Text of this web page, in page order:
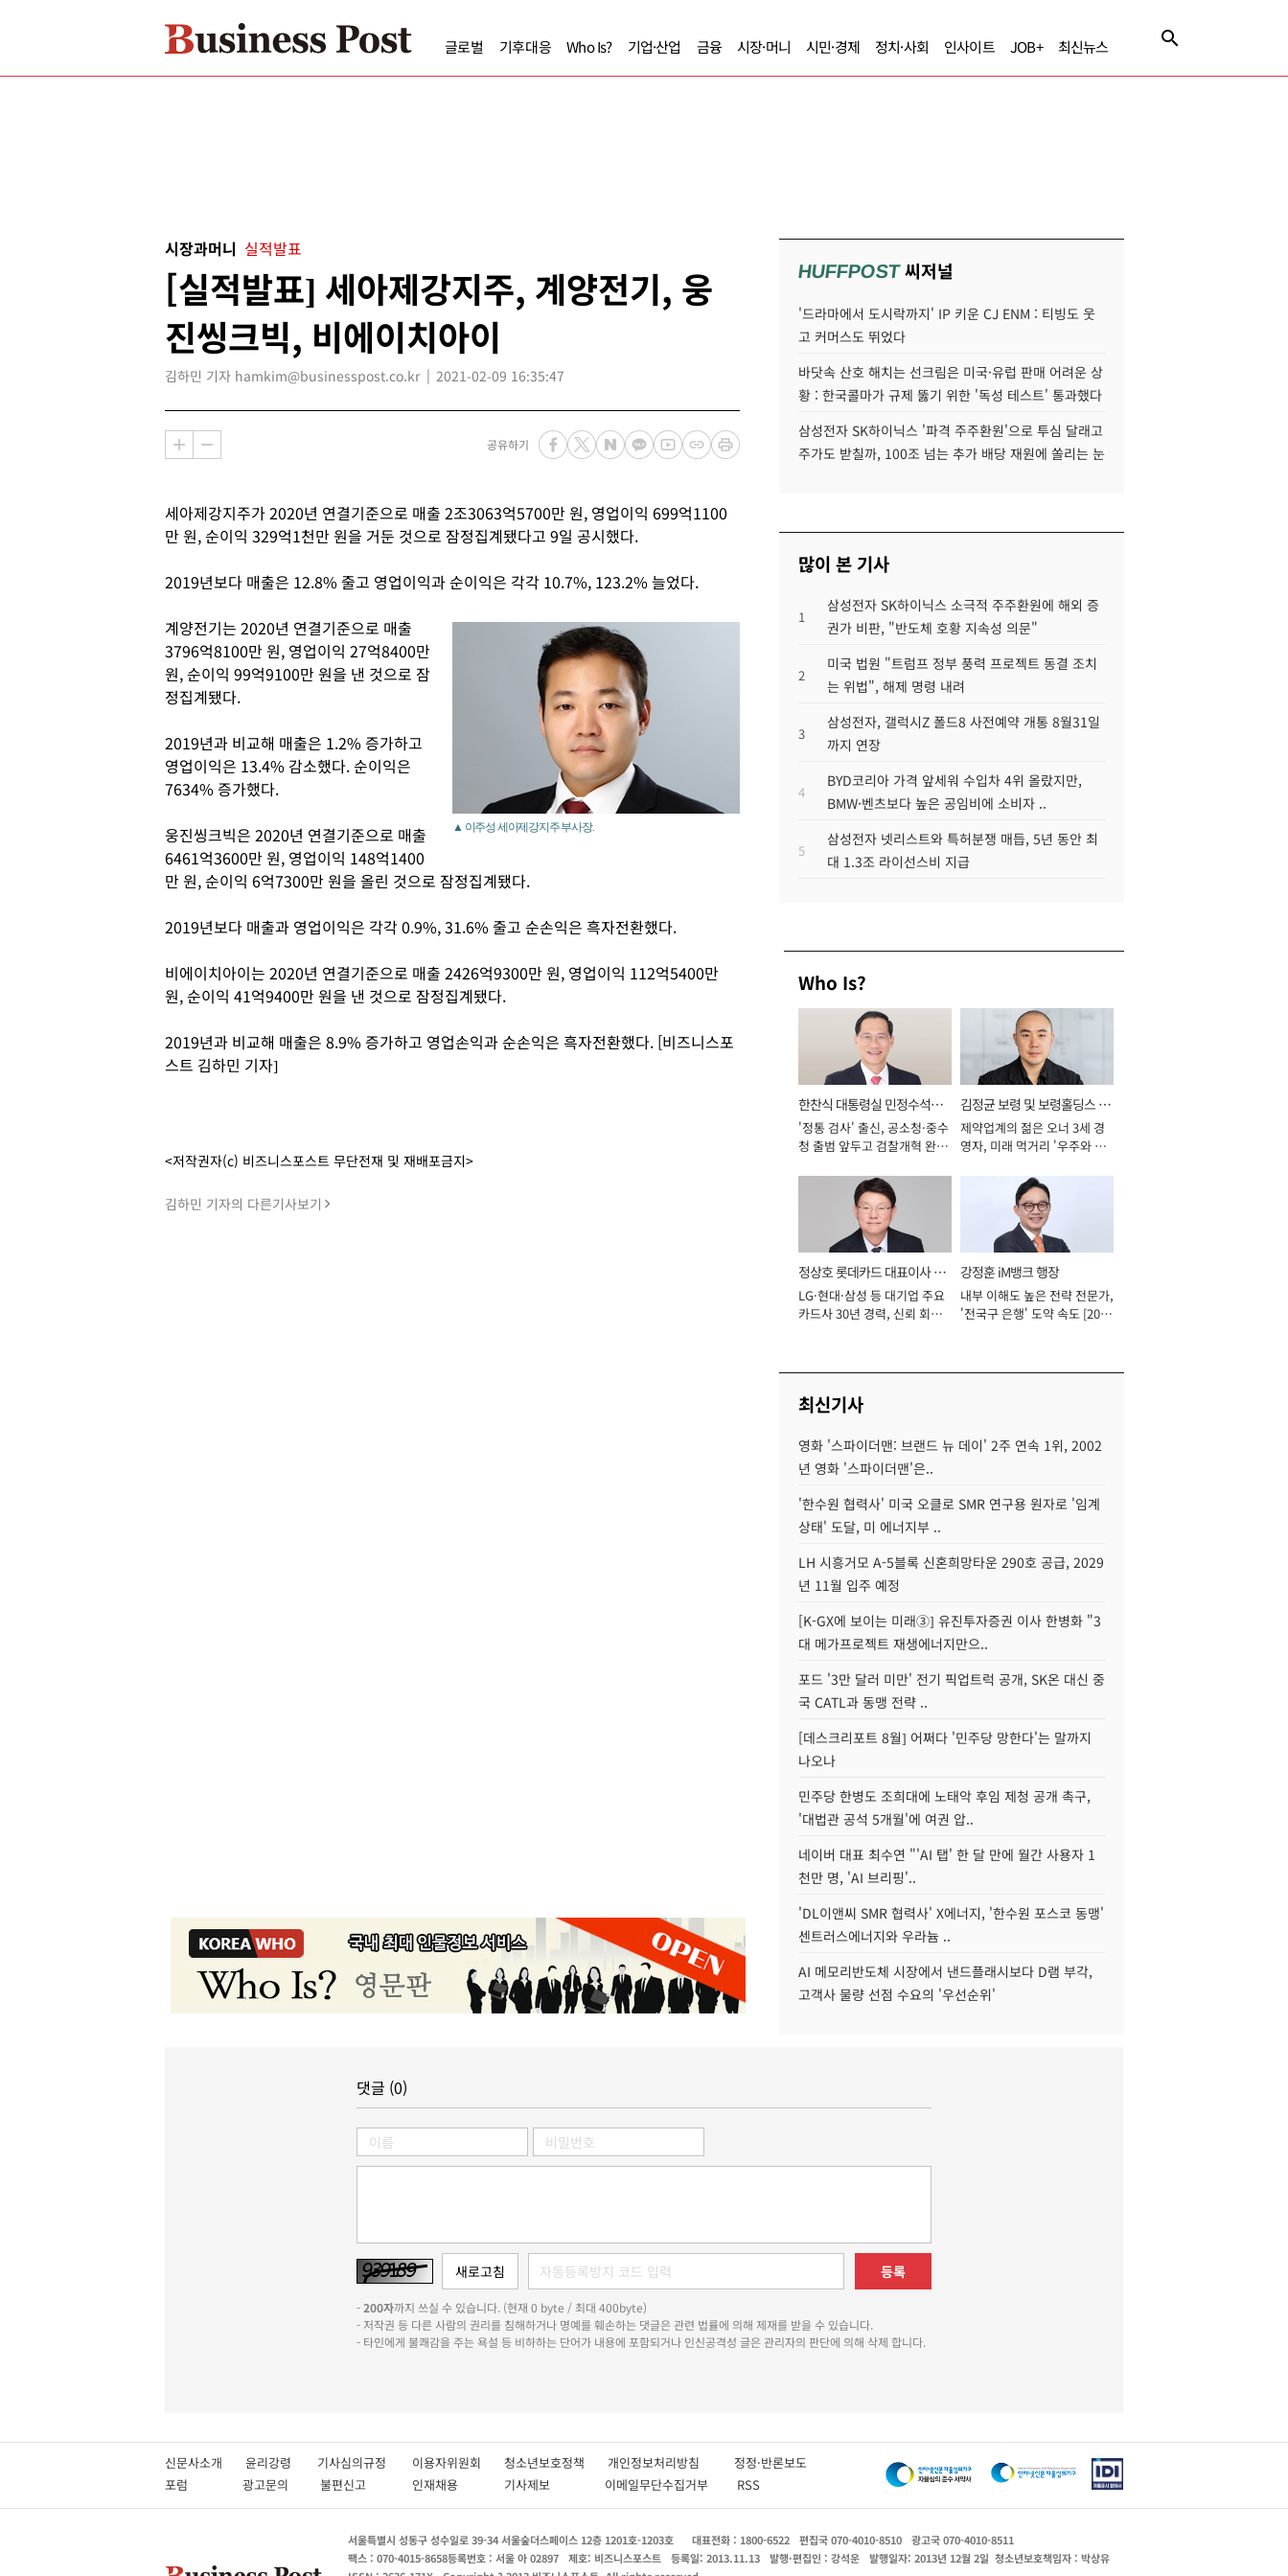
글로벌 기후대응 Who Is? 기업·산업 금융 시장·머니 시민·경제 정치·사회 인사이트 JOB+ 최신뉴스
시장과머니 실적발표
[실적발표] 세아제강지주, 계양전기, 웅
진씽크빅, 비에이치아이
김하민 기자 hamkim@businesspost.co.kr 2021-02-09 16:35:47
공유하기
세아제강지주가 2020년 연결기준으로 매출 2조3063억5700만 원, 영업이익 699억1100
만 원, 순이익 329억1천만 원을 거둔 것으로 잠정집계됐다고 9일 공시했다.
2019년보다 매출은 12.8% 줄고 영업이익과 순이익은 각각 10.7%, 123.2% 늘었다.
▲ 이주성 세아제강지주 부사장.
계양전기는 2020년 연결기준으로 매출
3796억8100만 원, 영업이익 27억8400만
원, 순이익 99억9100만 원을 낸 것으로 잠
정집계됐다.
2019년과 비교해 매출은 1.2% 증가하고
영업이익은 13.4% 감소했다. 순이익은
7634% 증가했다.
웅진씽크빅은 2020년 연결기준으로 매출
6461억3600만 원, 영업이익 148억1400
만 원, 순이익 6억7300만 원을 올린 것으로 잠정집계됐다.
2019년보다 매출과 영업이익은 각각 0.9%, 31.6% 줄고 순손익은 흑자전환했다.
비에이치아이는 2020년 연결기준으로 매출 2426억9300만 원, 영업이익 112억5400만
원, 순이익 41억9400만 원을 낸 것으로 잠정집계됐다.
2019년과 비교해 매출은 8.9% 증가하고 영업손익과 순손익은 흑자전환했다. [비즈니스포
스트 김하민 기자]
<저작권자(c) 비즈니스포스트 무단전재 및 재배포금지>
김하민 기자의 다른기사보기
HUFFPOST씨저널
'드라마에서 도시락까지' IP 키운 CJ ENM : 티빙도 웃
고 커머스도 뛰었다
바닷속 산호 해치는 선크림은 미국·유럽 판매 어려운 상
황 : 한국콜마가 규제 뚫기 위한 '독성 테스트' 통과했다
삼성전자 SK하이닉스 '파격 주주환원'으로 투심 달래고
주가도 받칠까, 100조 넘는 추가 배당 재원에 쏠리는 눈
많이 본 기사
1
삼성전자 SK하이닉스 소극적 주주환원에 해외 증
권가 비판, "반도체 호황 지속성 의문"
2
미국 법원 "트럼프 정부 풍력 프로젝트 동결 조치
는 위법", 해제 명령 내려
3
삼성전자, 갤럭시Z 폴드8 사전예약 개통 8월31일
까지 연장
4
BYD코리아 가격 앞세워 수입차 4위 올랐지만,
BMW·벤츠보다 높은 공임비에 소비자 ..
5
삼성전자 넷리스트와 특허분쟁 매듭, 5년 동안 최
대 1.3조 라이선스비 지급
Who Is?
한찬식 대통령실 민정수석비
서관
'정통 검사' 출신, 공소청·중수
청 출범 앞두고 검찰개혁 완수
김정균 보령 및 보령홀딩스 대
표이사 사장
제약업계의 젊은 오너 3세 경
영자, 미래 먹거리 '우주와 헬
정상호 롯데카드 대표이사 사
장
LG·현대·삼성 등 대기업 주요
카드사 30년 경력, 신뢰 회복
강정훈 iM뱅크 행장
내부 이해도 높은 전략 전문가,
'전국구 은행' 도약 속도 [2026
최신기사
영화 '스파이더맨: 브랜드 뉴 데이' 2주 연속 1위, 2002
년 영화 '스파이더맨'은..
'한수원 협력사' 미국 오클로 SMR 연구용 원자로 '임계
상태' 도달, 미 에너지부 ..
LH 시흥거모 A-5블록 신혼희망타운 290호 공급, 2029
년 11월 입주 예정
[K-GX에 보이는 미래③] 유진투자증권 이사 한병화 "3
대 메가프로젝트 재생에너지만으..
포드 '3만 달러 미만' 전기 픽업트럭 공개, SK온 대신 중
국 CATL과 동맹 전략 ..
[데스크리포트 8월] 어쩌다 '민주당 망한다'는 말까지
나오나
민주당 한병도 조희대에 노태악 후임 제청 공개 촉구,
'대법관 공석 5개월'에 여권 압..
네이버 대표 최수연 "'AI 탭' 한 달 만에 월간 사용자 1
천만 명, 'AI 브리핑'..
'DL이앤씨 SMR 협력사' X에너지, '한수원 포스코 동맹'
센트러스에너지와 우라늄 ..
AI 메모리반도체 시장에서 낸드플래시보다 D램 부각,
고객사 물량 선점 수요의 '우선순위'
댓글 (0)
등록
-200자까지 쓰실 수 있습니다. (현재 0 byte / 최대 400byte)
- 저작권 등 다른 사람의 권리를 침해하거나 명예를 훼손하는 댓글은 관련 법률에 의해 제재를 받을 수 있습니다.
- 타인에게 불쾌감을 주는 욕설 등 비하하는 단어가 내용에 포함되거나 인신공격성 글은 관리자의 판단에 의해 삭제 합니다.
신문사소개 윤리강령 기사심의규정 이용자위원회 청소년보호정책 개인정보처리방침 정정·반론보도
포럼
광고문의 불편신고 인재채용 기사제보 이메일무단수집거부 RSS
서울특별시 성동구 성수일로 39-34 서울숲더스페이스 12층 1201호-1203호 대표전화 : 1800-6522 편집국 070-4010-8510
광고국 070-4010-8511
팩스 : 070-4015-8658등록번호 : 서울 아 02897 제호: 비즈니스포스트 등록일: 2013.11.13 발행·편집인 : 강석운 발행일자: 2013년 12월 2일 청소년보호책임자 : 박상유